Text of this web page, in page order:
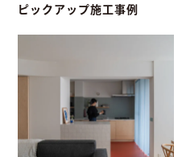
ピックアップ施工事例